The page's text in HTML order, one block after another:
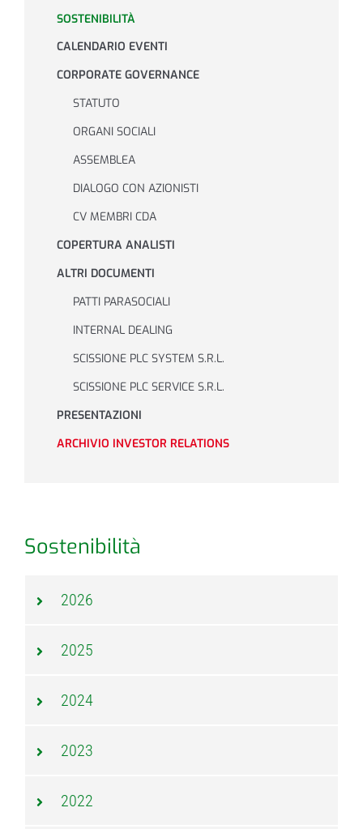
Lavora con noi
SOSTENIBILITÀ
CALENDARIO EVENTI
CORPORATE GOVERNANCE
STATUTO
ORGANI SOCIALI
ASSEMBLEA
DIALOGO CON AZIONISTI
CV MEMBRI CDA
COPERTURA ANALISTI
ALTRI DOCUMENTI
PATTI PARASOCIALI
INTERNAL DEALING
SCISSIONE PLC SYSTEM S.R.L.
SCISSIONE PLC SERVICE S.R.L.
PRESENTAZIONI
ARCHIVIO INVESTOR RELATIONS
Sostenibilità
2026
2025
2024
2023
2022